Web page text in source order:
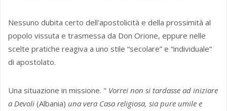
Nessuno dubita certo dell'apostolicità e della prossimità al
popolo vissuta e trasmessa da Don Orione, eppure nelle
scelte pratiche reagiva a uno stile “secolare” e “individuale”
di apostolato.
Una situazione in missione. " Vorrei non si tardasse ad iniziare
a Devoli (Albania) una vera Casa religiosa, sia pure umile e